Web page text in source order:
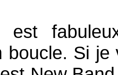
est
boucle. Si